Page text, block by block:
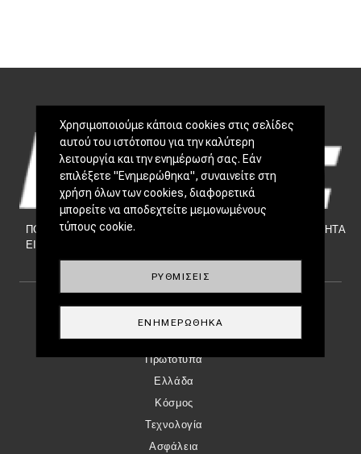
ΠΟΙΟΙ
ΕΙΜΑΣΤΕ
| NEWSLETTER TAYTOTHTA
Footer Menu
Νέα μοντέλα
Πρωτότυπα
Ελλάδα
Κόσμος
Τεχνολογία
Ασφάλεια
Χρησιμοποιούμε κάποια cookies στις σελίδες
αυτού του ιστότοπου για την καλύτερη
λειτουργία και την ενημέρωσή σας. Εάν
επιλέξετε "Ενημερώθηκα", συναινείτε στη
χρήση όλων των cookies, διαφορετικά
μπορείτε να αποδεχτείτε μεμονωμένους
τύπους cookie.
ΡΥΘΜΊΣΕΙΣ
ΕΝΗΜΕΡΏΘΗΚΑ